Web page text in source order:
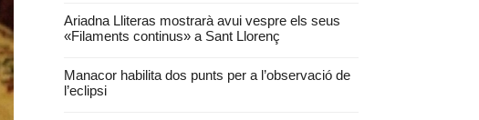
Ariadna Lliteras mostrarà avui vespre els seus
«Filaments continus» a Sant Llorenç
Manacor habilita dos punts per a l’observació de
l’eclipsi